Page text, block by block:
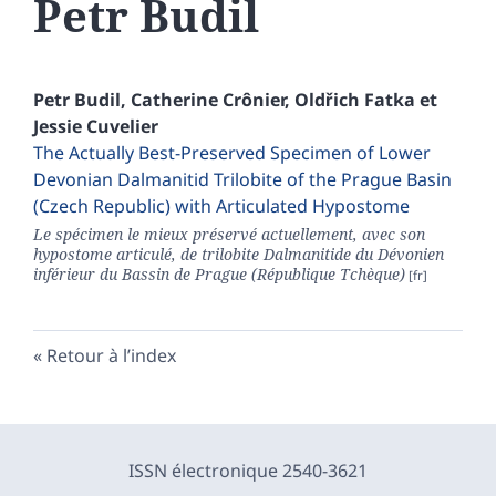
Petr Budil
Petr Budil, Catherine Crônier, Oldřich Fatka et
Jessie Cuvelier
The Actually Best-Preserved Specimen of Lower
Devonian Dalmanitid Trilobite of the Prague Basin
(Czech Republic) with Articulated Hypostome
Le spécimen le mieux préservé actuellement, avec son
hypostome articulé, de trilobite Dalmanitide du Dévonien
inférieur du Bassin de Prague (République Tchèque)
Retour à l’index
ISSN électronique 2540-3621